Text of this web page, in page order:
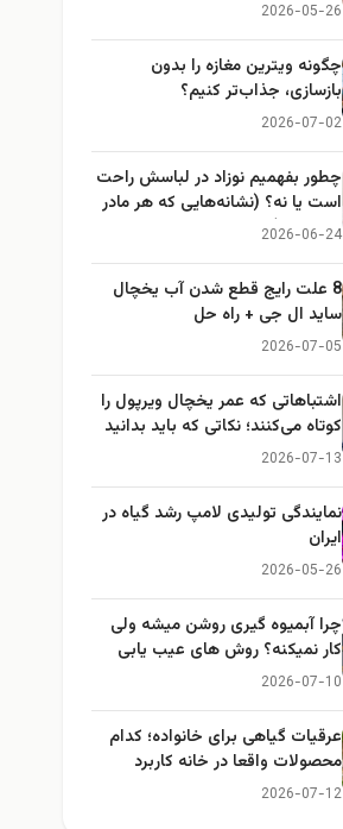
2026-05-26
چگونه ویترین مغازه را بدون
بازسازی، جذاب‌تر کنیم؟
2026-07-02
چطور بفهمیم نوزاد در لباسش راحت
است یا نه؟ (نشانه‌هایی که هر مادر
باید بداند)
2026-06-24
8 علت رایج قطع شدن آب یخچال
ساید ال جی + راه حل
2026-07-05
اشتباهاتی که عمر یخچال ویرپول را
کوتاه می‌کنند؛ نکاتی که باید بدانید
2026-07-13
نمایندگی تولیدی لامپ رشد گیاه در
ایران
2026-05-26
چرا آبمیوه گیری روشن میشه ولی
کار نمیکنه؟ روش های عیب یابی
2026-07-10
عرقیات گیاهی برای خانواده؛ کدام
محصولات واقعا در خانه کاربرد
دارند؟
2026-07-12